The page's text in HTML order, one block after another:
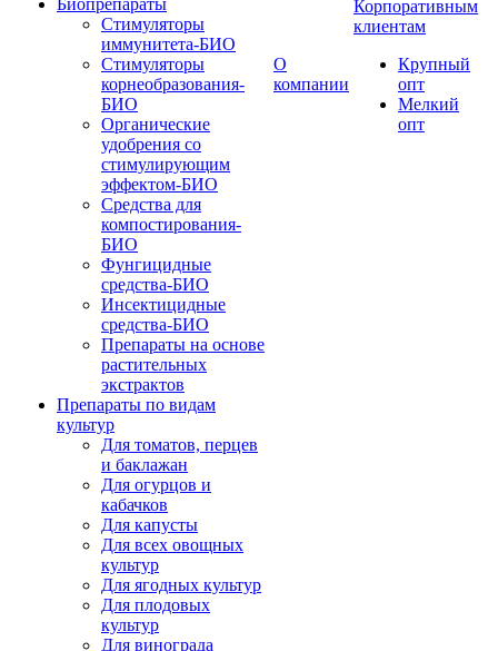
Биопрепараты
Стимуляторы
иммунитета-БИО
Стимуляторы
корнеобразования-
БИО
Органические
удобрения со
стимулирующим
эффектом-БИО
Средства для
компостирования-
БИО
Фунгицидные
средства-БИО
Инсектицидные
средства-БИО
Препараты на основе
растительных
экстрактов
Препараты по видам
культур
Для томатов, перцев
и баклажан
Для огурцов и
кабачков
Для капусты
Для всех овощных
культур
Для ягодных культур
Для плодовых
культур
Для винограда
О
компании
Корпоративным
клиентам
Крупный
опт
Мелкий
опт